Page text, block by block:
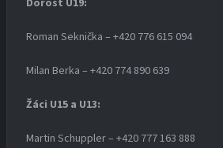
Roman Seknička – +420 776 615 094
Milan Berka – +420 774 890 639
Žáci U15 a U13:
Martin Schuppler – +420 777 163 888